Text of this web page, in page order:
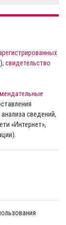
свидетельство
сведений,
«Интернет»,